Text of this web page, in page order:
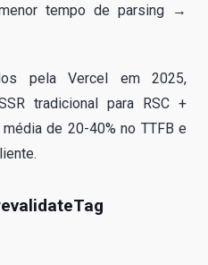
tempo de parsing →
pela Vercel em 2025,
tradicional para RSC +
de 20-40% no TTFB e